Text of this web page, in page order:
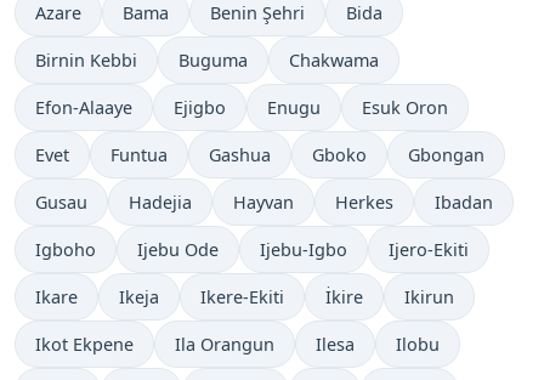
Azare Bama Benin Şehri Bida
Birnin Kebbi Buguma Chakwama
Efon-Alaaye Ejigbo Enugu Esuk Oron
Evet Funtua Gashua Gboko Gbongan
Gusau Hadejia Hayvan Herkes Ibadan
Igboho Ijebu Ode Ijebu-Igbo Ijero-Ekiti
Ikare Ikeja Ikere-Ekiti İkire Ikirun
Ikot Ekpene Ila Orangun Ilesa Ilobu